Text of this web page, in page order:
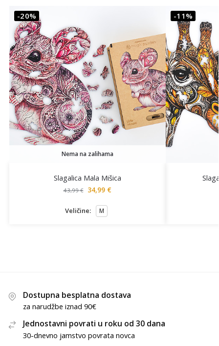
-20%
Nema na zalihama
Slagalica Mala Mišica
43,99€ 34,99 €
Veličine: M
-11%
Dostupna besplatna dostava
za narudžbe iznad 90€
Jednostavni povrati u roku od 30 dana
30-dnevno jamstvo povrata novca